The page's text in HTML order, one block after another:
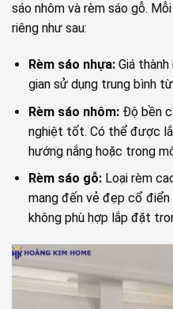
sáo nhôm và rèm sáo gỗ.
riêng như sau:
Rèm sáo nhựa:Giá thành
gian sử dụng trung bình
Rèm sáo nhôm:Độ bền
nghiệt tốt. Có thể được
hướng nắng hoặc trong
Rèm sáo gỗ:Loại rèm
mang đến vẻ đẹp cổ điển
không phù hợp lắp đặt